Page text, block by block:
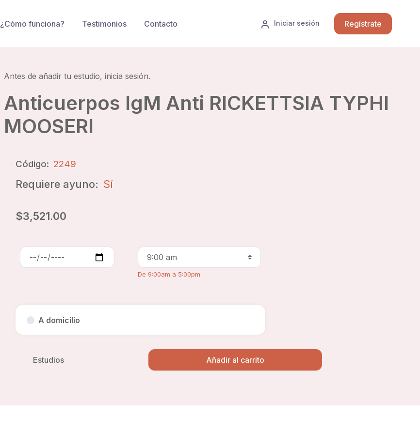
Iniciar sesión Regístrate
¿Cómo funciona? Testimonios Contacto
Antes de añadir tu estudio, inicia sesión.
Anticuerpos IgM Anti RICKETTSIA TYPHI
MOOSERI
Código: 2249
Requiere ayuno: Sí
$3,521.00
De 9:00am a 5:00pm
A domicilio
Estudios Añadir al carrito